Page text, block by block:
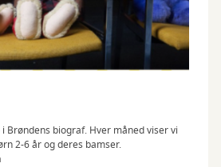
Brøndens biograf. Hver måned viser vi
2-6 år og deres bamser.